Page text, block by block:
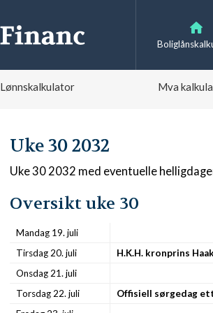
Lønnskalkulator Mva
Uke 30 2032
Uke 30 2032 med eventuelle
Oversikt uke 30
Mandag 19. juli
Tirsdag 20. juli
H.K.H. kronprins
Onsdag 21. juli
Torsdag 22. juli
Offisiell sørgedag